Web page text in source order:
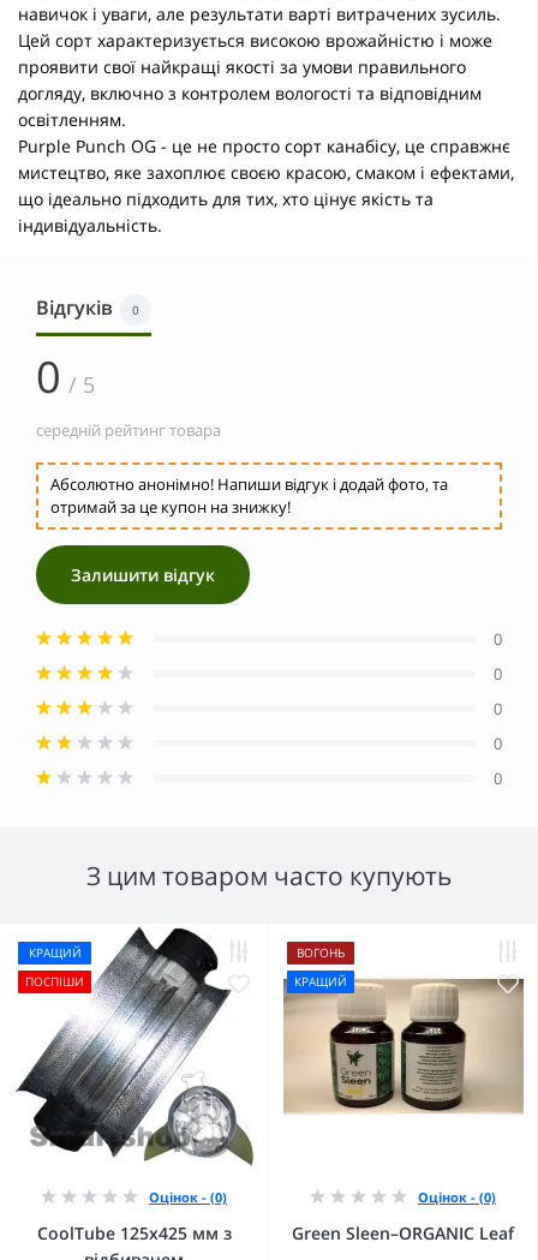
навичок і уваги, але результати варті витрачених зусиль.
Цей сорт характеризується високою врожайністю і може
проявити свої найкращі якості за умови правильного
догляду, включно з контролем вологості та відповідним
освітленням.
Purple Punch OG - це не просто сорт канабісу, це справжнє
мистецтво, яке захоплює своєю красою, смаком і ефектами,
що ідеально підходить для тих, хто цінує якість та
індивідуальність.
Відгуків 0
0 / 5
середній рейтинг товара
Абсолютно анонімно! Напиши відгук і додай фото, та
отримай за це купон на знижку!
Залишити відгук
0
0
0
0
0
З цим товаром часто купують
КРАЩИЙ
ПОСПІШИ
Оцінок - (0)
CoolTube 125х425 мм з
ВОГОНЬ
КРАЩИЙ
Оцінок - (0)
Green Sleen–ORGANIC Leaf